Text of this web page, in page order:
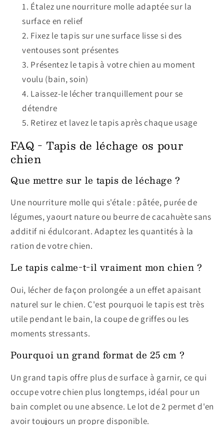
Étalez une nourriture molle adaptée sur la
surface en relief
Fixez le tapis sur une surface lisse si des
ventouses sont présentes
Présentez le tapis à votre chien au moment
voulu (bain, soin)
Laissez-le lécher tranquillement pour se
détendre
Retirez et lavez le tapis après chaque usage
FAQ - Tapis de léchage os pour
chien
Que mettre sur le tapis de léchage ?
Une nourriture molle qui s'étale : pâtée, purée de
légumes, yaourt nature ou beurre de cacahuète sans
additif ni édulcorant. Adaptez les quantités à la
ration de votre chien.
Le tapis calme-t-il vraiment mon chien ?
Oui, lécher de façon prolongée a un effet apaisant
naturel sur le chien. C'est pourquoi le tapis est très
utile pendant le bain, la coupe de griffes ou les
moments stressants.
Pourquoi un grand format de 25 cm ?
Un grand tapis offre plus de surface à garnir, ce qui
occupe votre chien plus longtemps, idéal pour un
bain complet ou une absence. Le lot de 2 permet d'en
avoir toujours un propre disponible.